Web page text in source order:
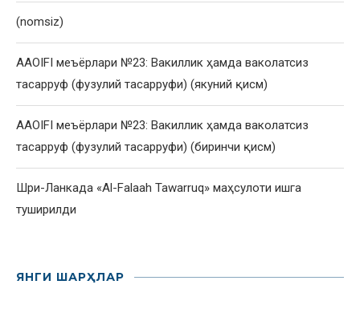
(nomsiz)
AAOIFI меъёрлари №23: Вакиллик ҳамда ваколатсиз
тасарруф (фузулий тасарруфи) (якуний қисм)
AAOIFI меъёрлари №23: Вакиллик ҳамда ваколатсиз
тасарруф (фузулий тасарруфи) (биринчи қисм)
Шри-Ланкада «Al-Falaah Tawarruq» маҳсулоти ишга
туширилди
ЯНГИ ШАРҲЛАР